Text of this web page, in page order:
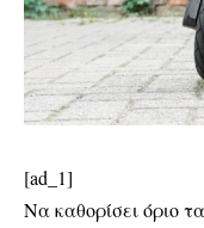
[ad_1]
Να καθορίσει όριο